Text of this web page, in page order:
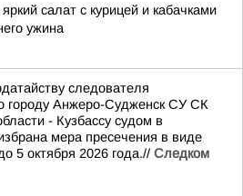
яркий салат с курицей и кабачками
ужина
следователя
городу Анжеро-Судженск СУ СК
- Кузбассу судом в
мера пресечения в виде
5 октября 2026 года.// Следком